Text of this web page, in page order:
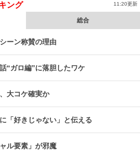
ング 11:20更新
総合
ーン称賛の理由
“ガロ編”に落胆したワケ
大コケ確実か
「好きじゃない」と伝える
ル要素」が邪魔